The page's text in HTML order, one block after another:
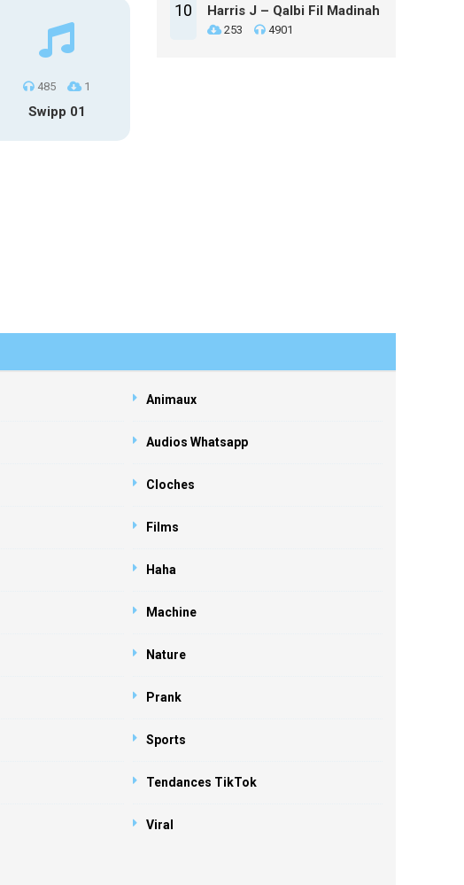
485 1
Swipp 01
10
Harris J – Qalbi Fil Madinah
253 4901
Animaux
Audios Whatsapp
Cloches
Films
Haha
Machine
Nature
Prank
Sports
Tendances TikTok
Viral